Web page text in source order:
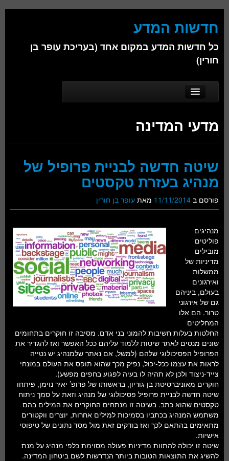
חדשות המדע
כל חדשות המדע במקום אחד (בעריכת עופר בן
חורין)
Main menu
Skip to primary content
Skip to secondary content
אודות
כימיה
פיזיקה
חברה
חלל ומדעי כדור הארץ
עתידנות
סקירות ספרים
טעימות מדע
מדעי המדינה
שיטה חדשה לבניית פרופיל של
מנהיג בעזרת טקסטים
פורסם ב 11/11/2014 מאת עופר בן חורין
מנהיגים
פוליטים
מובילים
מדיניות של
ממשלות
ואירגונים
בעולם, ביניהם
גם של אירגוני
טרור. הם אלו
המחליטים
החלטות בעלות חשיבות להמוני בני אדם. מסיבה זו חוקרים בתחומים
שונים מנסים לאתר שיטות ללמוד עליהם ככל האפשר ואז להגדיר את
הפרופיל הפסיכולוגי שלהם (למשל, אם נאתר שלמנהיג יש נטייה
לראות את עצמו ככל-יכול, נפיק מכך שהוא תופס את העולם במונחי
צייד-ניצוד ולכן לא תהיה לו בעיה לפגוע בחפים מפשע).
חוקרים מאוניברסיטת בן-גוריון, בראשותו של פרופ’ יאיר נוימן, פיתחו
שיטה חדשה לבניית פרופיל פסיכולוגי של מנהיג וזאת על סמך ניתוח
טקסטים שהוא כתב. בשיטה זו מנתחים החוקרים את המילים בהם
משתמש המנהיג בכתביו בסמיכות למילים אחרות, יוצרים ווקטורים
מתאימים בהתאם לכך ואז בודקים זאת מול מסד נתונים של טיפוסי
אישיות.
שיטה זו יכולה להתוות מדיניות פעולה מסוימת כלפי מנהיג על מנת
להשיג את התוצאות הטובות ביותר הנדרשות לשם ביטחון המדינה.